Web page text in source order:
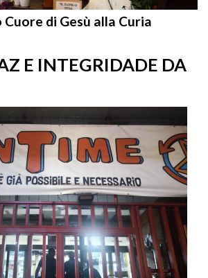
Cuore di Gesù alla Curia
E INTEGRIDADE DA